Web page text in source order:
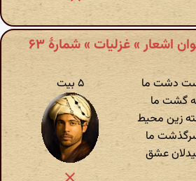
اشعار » غزلیات » شمارهٔ ۶۳
دشت ما
گشت ما
زین محیط
ما
عشق
۵ بیت